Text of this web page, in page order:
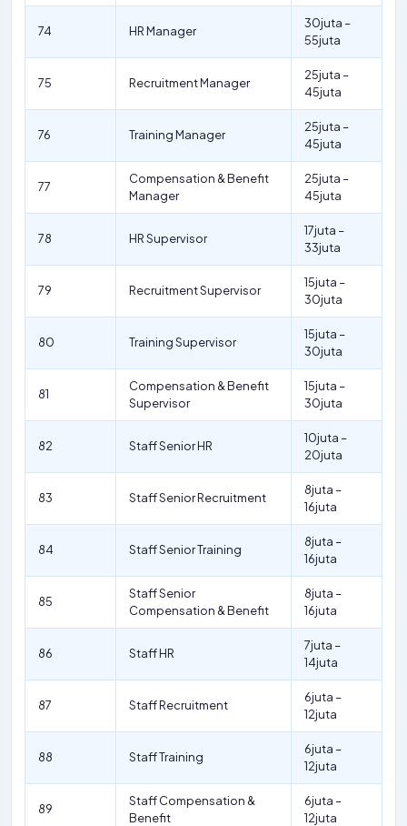
74 HR Manager
30juta –
55juta
75 Recruitment Manager
25juta –
45juta
76 Training Manager
25juta –
45juta
77
Compensation & Benefit
Manager
25juta –
45juta
78 HR Supervisor
17juta –
33juta
79 Recruitment Supervisor
15juta –
30juta
80 Training Supervisor
15juta –
30juta
81
Compensation & Benefit
Supervisor
15juta –
30juta
82 Staff Senior HR
10juta –
20juta
83 Staff Senior Recruitment
8juta –
16juta
84 Staff Senior Training
8juta –
16juta
85
Staff Senior
Compensation & Benefit
8juta –
16juta
86 Staff HR
7juta –
14juta
87 Staff Recruitment
6juta –
12juta
88 Staff Training
6juta –
12juta
89
Staff Compensation &
Benefit
6juta –
12juta